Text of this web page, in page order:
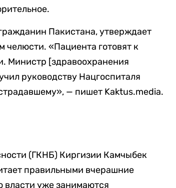
Пакистана, утверждает
челюсти. «Пациента готовят к
Министр [здравоохранения
руководству Нацгоспиталя
— пишет Kaktus.media.
(ГКНБ) Киргизии Камчыбек
правильными вчерашние
власти уже занимаются